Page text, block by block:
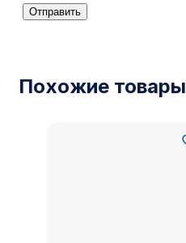
Похожие товары